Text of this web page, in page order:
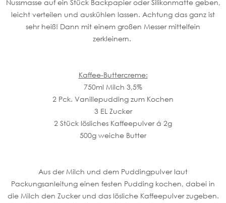
Nussmasse auf ein Stück Backpapier oder Silikonmatte geben,
leicht verteilen und auskühlen lassen. Achtung das ganz ist
sehr heiß! Dann mit einem großen Messer mittelfein
zerkleinern.
Kaffee-Buttercreme:
750ml Milch 3,5%
2 Pck. Vanillepudding zum Kochen
3 EL Zucker
2 Stück lösliches Kaffeepulver á 2g
500g weiche Butter
Aus der Milch und dem Puddingpulver laut
Packungsanleitung einen festen Pudding kochen, dabei in
die Milch den Zucker und das lösliche Kaffeepulver zugeben.